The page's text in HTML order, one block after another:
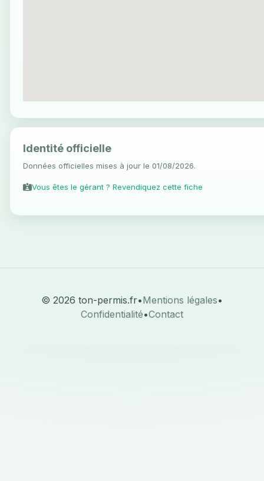
Identité officielle
Données officielles mises à jour le 01/08/2026.
Vous êtes le gérant ? Revendiquez cette fiche
© 2026 ton-permis.fr•Mentions légales•
Confidentialité•Contact